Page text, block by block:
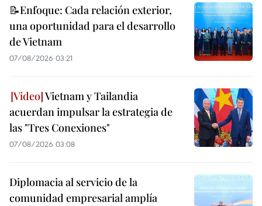
📝Enfoque: Cada relación exterior,
una oportunidad para el desarrollo
de Vietnam
07/08/2026 03:21
Vietnam y Tailandia
acuerdan impulsar la estrategia de
las "Tres Conexiones"
07/08/2026 03:08
Diplomacia al servicio de la
comunidad empresarial amplía